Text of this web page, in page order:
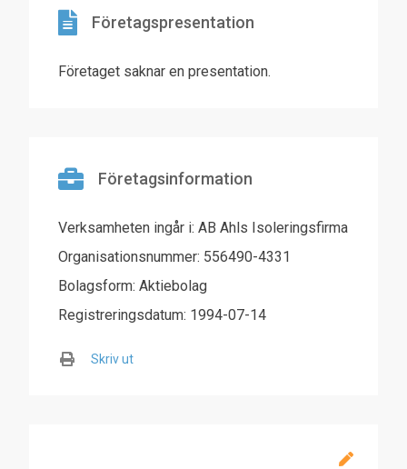
Företagspresentation
Företaget saknar en presentation.
Företagsinformation
Verksamheten ingår i: AB Ahls Isoleringsfirma
Organisationsnummer: 556490-4331
Bolagsform: Aktiebolag
Registreringsdatum: 1994-07-14
Skriv ut